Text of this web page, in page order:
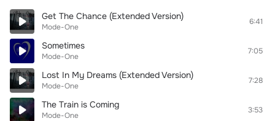
Get The Chance (Extended Version)
Mode-One
6:41
Sometimes
Mode-One
7:05
Lost In My Dreams (Extended Version)
Mode-One
7:28
The Train is Coming
Mode-One
3:53